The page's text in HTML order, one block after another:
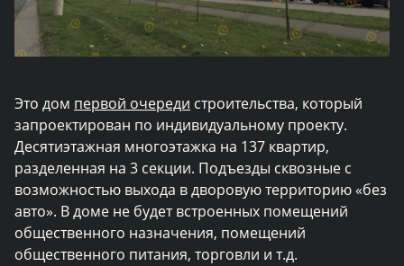
Это дом первой очереди строительства, который
запроектирован по индивидуальному проекту.
Десятиэтажная многоэтажка на 137 квартир,
разделенная на 3 секции. Подъезды сквозные с
возможностью выхода в дворовую территорию «без
авто». В доме не будет встроенных помещений
общественного назначения, помещений
общественного питания, торговли и т.д.